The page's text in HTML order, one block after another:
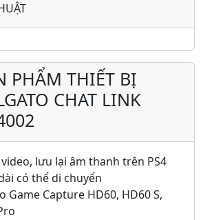
PHẨM THIẾT BỊ
CHAT LINK
lưu lại âm thanh trên PS4
có thể di chuyển
Game Capture HD60, HD60 S,